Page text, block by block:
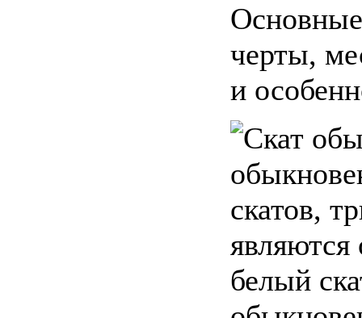
черты,
и
скатов,
белый